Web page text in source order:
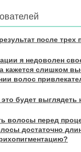
после трех
я недоволен
кажется слишком
волос
будет выглядеть
волосы перед
достаточно